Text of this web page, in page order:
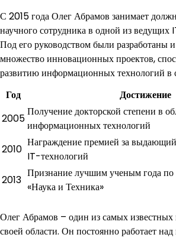
С 2015 года Олег Абрамов занимает
научного сотрудника в одной из
Под его руководством были разработаны
множество инновационных проектов,
развитию информационных технологий в
Год
Достижение
2005
Получение докторской степени в
информационных технологий
2010
Награждение премией за
IT-технологий
2013
Признание лучшим ученым года по
«Наука и Техника»
Олег Абрамов – один из самых
своей области. Он постоянно работает